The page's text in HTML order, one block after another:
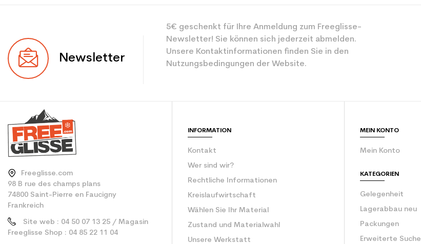
Newsletter
5€ geschenkt für Ihre Anmeldung zum Freeglisse-
Newsletter! Sie können sich jederzeit abmelden.
Unsere Kontaktinformationen finden Sie in den
Nutzungsbedingungen der Website.
Freeglisse.com
98 B rue des champs plans
74800 Saint-Pierre en Faucigny
Frankreich
Site web : 04 50 07 13 25 / Magasin
Freeglisse Shop : 04 85 22 11 04
INFORMATION
Kontakt
Wer sind wir?
Rechtliche Informationen
Kreislaufwirtschaft
Wählen Sie Ihr Material
Zustand und Materialwahl
Unsere Werkstatt
MEIN KONTO
Mein Konto
KATEGORIEN
Gelegenheit
Lagerabbau neu
Packungen
Erweiterte Suche